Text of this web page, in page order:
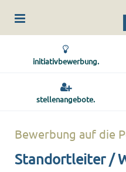
initiativbewerbung.
stellenangebote.
Bewerbung auf die
Standortleiter /